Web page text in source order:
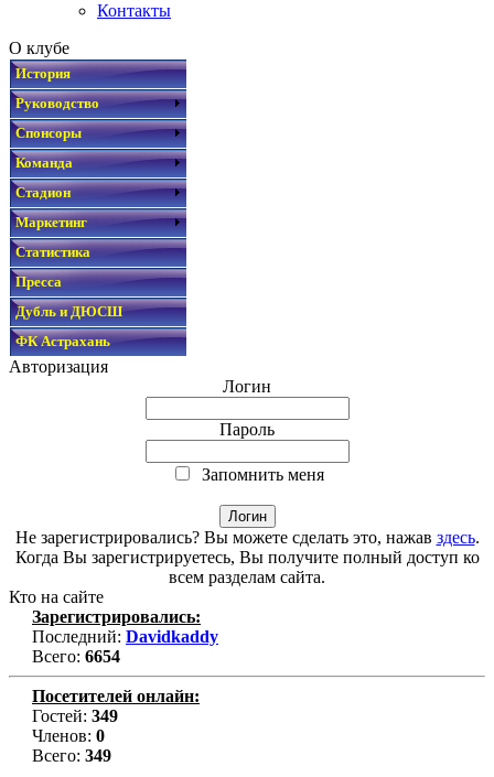
Контакты
О клубе
История
Руководство
Спонсоры
Команда
Стадион
Маркетинг
Статистика
Пресса
Дубль и ДЮСШ
ФК Астрахань
Авторизация
Логин
Пароль
Запомнить меня
Не зарегистрировались? Вы можете сделать это, нажав здесь.
Когда Вы зарегистрируетесь, Вы получите полный доступ ко
всем разделам сайта.
Кто на сайте
Зарегистрировались:
Последний: Davidkaddy
Всего: 6654
Посетителей онлайн:
Гостей: 349
Членов: 0
Всего: 349